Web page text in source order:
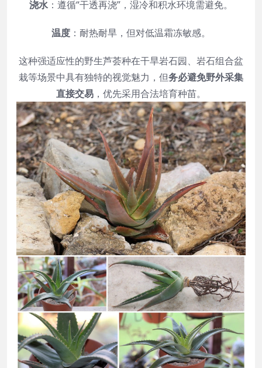
浇水 ：遵循“干透再浇”，湿冷和积水环境需避免。
温度 ：耐热耐旱，但对低温霜冻敏感。
这种强适应性的野生芦荟种在干旱岩石园、岩石组合盆
栽等场景中具有独特的视觉魅力，但务必避免野外采集
直接交易 ，优先采用合法培育种苗。